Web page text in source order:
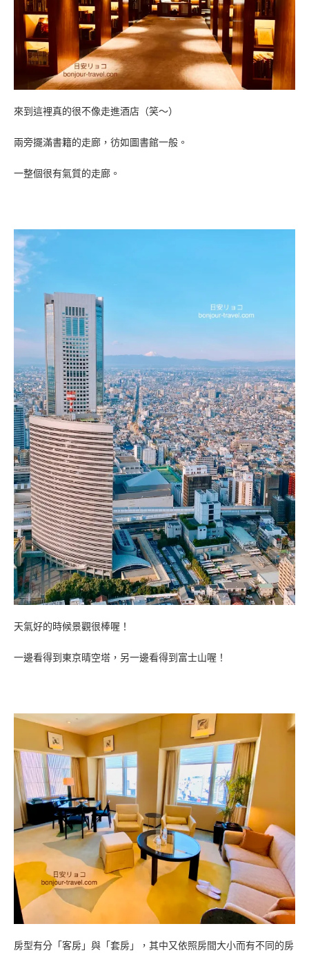
來到這裡真的很不像走進酒店（笑～）
兩旁擺滿書籍的走廊，彷如圖書館一般。
一整個很有氣質的走廊。
天氣好的時候景觀很棒喔！
一邊看得到東京晴空塔，另一邊看得到富士山喔！
房型有分「客房」與「套房」，其中又依照房間大小而有不同的房